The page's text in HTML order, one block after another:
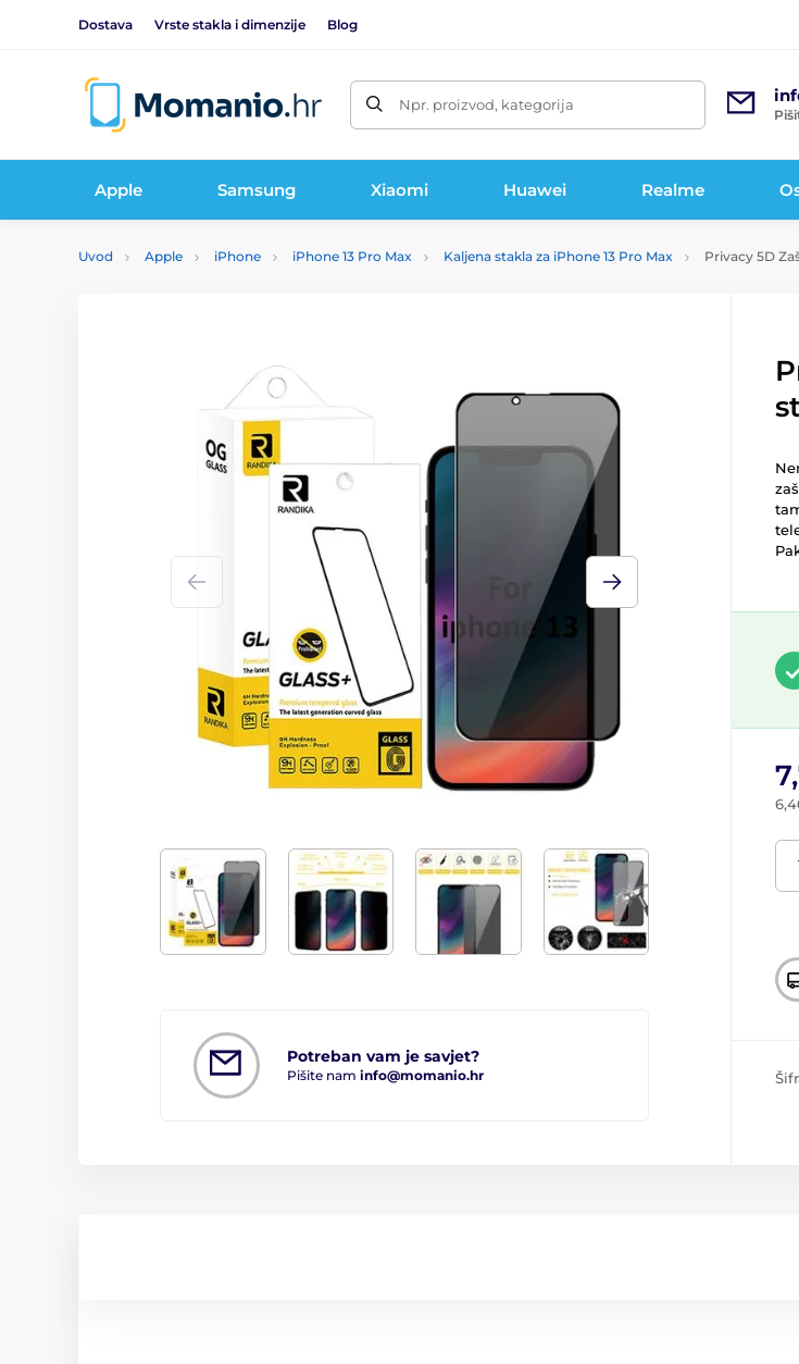
Dostava Vrste stakla i dimenzije Blog
Npr. proizvod, kategorija
Apple Samsung Xiaomi Huawei Realme
Uvod Apple iPhone iPhone 13 Pro Max Kaljena stakla za iPhone 13 Pro Max Privacy 5D
Potreban vam je savjet?
Pišite nam info@momanio.hr